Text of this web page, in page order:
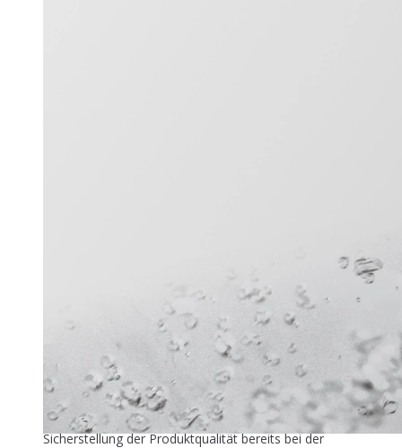
Zuver­läs­si­ge Füllstandmessung
26. Mai 2026
In der industriellen Speiseeisproduktion beginnt die
Sicherstellung der Produktqualität bereits bei der